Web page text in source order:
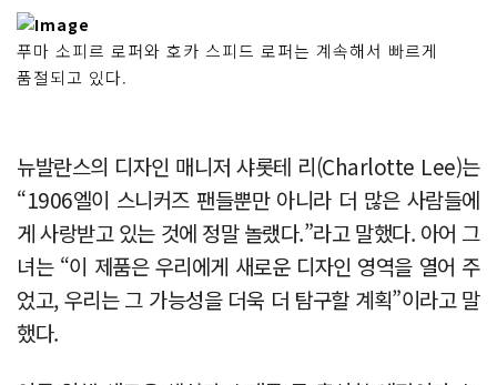
푸마 소피르 로퍼와 호카 스피드 로퍼는 계속해서 빠르게
품절되고 있다.
뉴발란스의 디자인 매니저 샤롯테 리(Charlotte Lee)는
“1906엘이 스니커즈 팬들뿐만 아니라 더 많은 사람들에
게 사랑받고 있는 것에 정말 놀랬다.”라고 말했다. 아어 그
녀는 “이 제품은 우리에게 새로운 디자인 영역을 열어 주
었고, 우리는 그 가능성을 더욱 더 탐구할 계획”이라고 말
했다.